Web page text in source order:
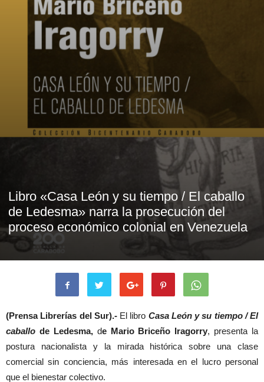
Libro «Casa León y su tiempo / El caballo
de Ledesma» narra la prosecución del
proceso económico colonial en Venezuela
(Prensa Librerías del Sur).- El libro Casa León y su tiempo / El
caballo de Ledesma,de Mario Briceño Iragorry, presenta la
postura nacionalista y la mirada histórica sobre una clase
comercial sin conciencia, más interesada en el lucro personal
que el bienestar colectivo.